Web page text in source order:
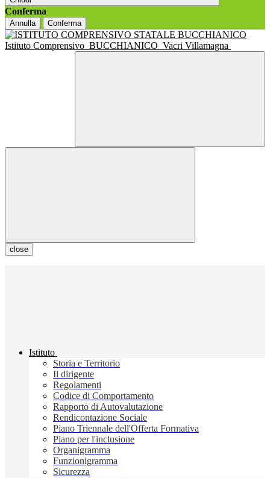
Conferma
Annulla Conferma
Istituto Comprensivo BUCCHIANICO Vacri Villamagna
close
Istituto
Storia e Territorio
Il dirigente
Regolamenti
Codice di Comportamento
Rapporto di Autovalutazione
Rendicontazione Sociale
Piano Triennale dell'Offerta Formativa
Piano per l'inclusione
Organigramma
Funzionigramma
Sicurezza